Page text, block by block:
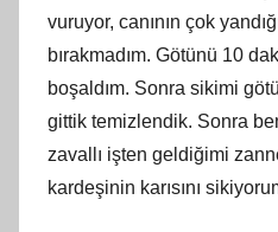
vuruyor, canının çok
bırakmadım. Götünü 10
boşaldım. Sonra sikimi
gittik temizlendik. Sonra
zavallı işten geldiğimi
kardeşinin karısını